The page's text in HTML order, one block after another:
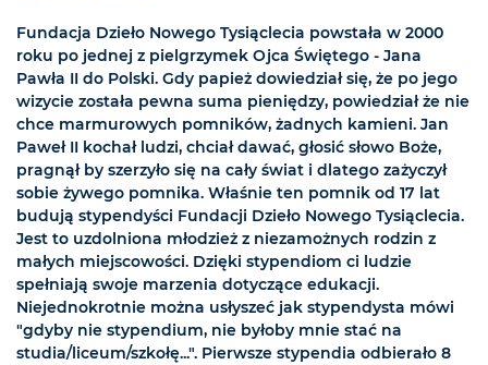
Fundacja Dzieło Nowego Tysiąclecia powstała w 2000
roku po jednej z pielgrzymek Ojca Świętego - Jana
Pawła II do Polski. Gdy papież dowiedział się, że po jego
wizycie została pewna suma pieniędzy, powiedział że nie
chce marmurowych pomników, żadnych kamieni. Jan
Paweł II kochał ludzi, chciał dawać, głosić słowo Boże,
pragnął by szerzyło się na cały świat i dlatego zażyczył
sobie żywego pomnika. Właśnie ten pomnik od 17 lat
budują stypendyści Fundacji Dzieło Nowego Tysiąclecia.
Jest to uzdolniona młodzież z niezamożnych rodzin z
małych miejscowości. Dzięki stypendiom ci ludzie
spełniają swoje marzenia dotyczące edukacji.
Niejednokrotnie można usłyszeć jak stypendysta mówi
"gdyby nie stypendium, nie byłoby mnie stać na
studia/liceum/szkołę...". Pierwsze stypendia odbierało 8